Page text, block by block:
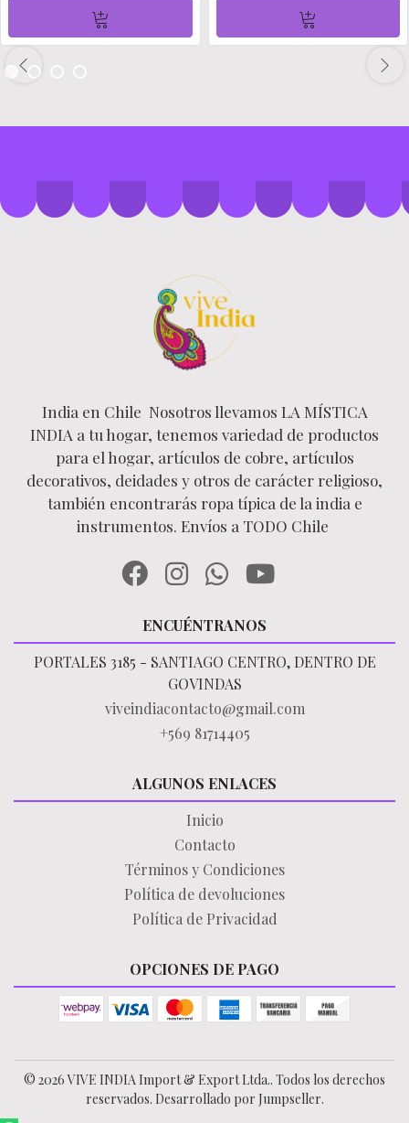
India en Chile Nosotros llevamos LA MÍSTICA
INDIA a tu hogar, tenemos variedad de productos
para el hogar, artículos de cobre, artículos
decorativos, deidades y otros de carácter religioso,
también encontrarás ropa típica de la india e
instrumentos. Envíos a TODO Chile
ENCUÉNTRANOS
PORTALES 3185 - SANTIAGO CENTRO, DENTRO DE
GOVINDAS
viveindiacontacto@gmail.com
+569 81714405
ALGUNOS ENLACES
Inicio
Contacto
Términos y Condiciones
Política de devoluciones
Política de Privacidad
OPCIONES DE PAGO
© 2026 VIVE INDIA Import & Export Ltda.. Todos los derechos
reservados. Desarrollado por Jumpseller.